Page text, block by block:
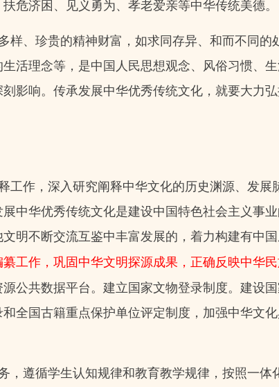
危济困、见义勇为、孝老爱亲等中华传统美德。
、珍贵的精神财富，如求同存异、和而不同的
活理念等，是中国人民思想观念、风俗习惯、
影响。传承发展中华优秀传统文化，就要大力
工作，深入研究阐释中华文化的历史渊源、发
中华优秀传统文化是建设中国特色社会主义事
明不断交流互鉴中丰富发展的，着力构建有中
工作，巩固中华文明探源成果，正确反映中华民
公共数据平台。建立国家文物登录制度。建设
全国古籍重点保护单位评定制度，加强中华文
，遵循学生认知规律和教育教学规律，按照一